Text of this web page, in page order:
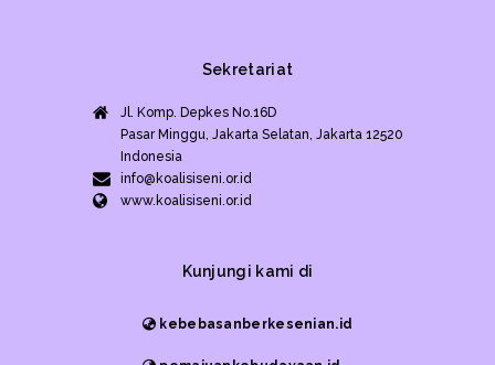
Sekretariat
Jl. Komp. Depkes No.16D
Pasar Minggu, Jakarta Selatan, Jakarta 12520
Indonesia
info@koalisiseni.or.id
www.koalisiseni.or.id
Kunjungi kami di
kebebasanberkesenian.id